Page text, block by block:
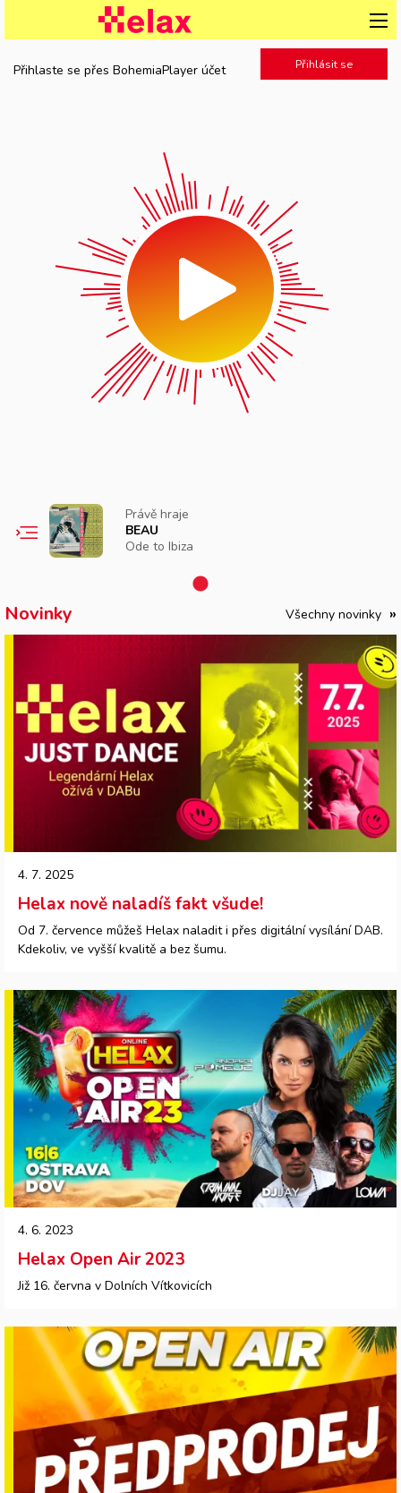
Přihlaste se přes BohemiaPlayer účet Přihlásit se
Právě hraje
BEAU
Ode to Ibiza
Novinky Všechny novinky
4. 7. 2025
Helax nově naladíš fakt všude!
Od 7. července můžeš Helax naladit i přes digitální vysílání DAB.
Kdekoliv, ve vyšší kvalitě a bez šumu.
4. 6. 2023
Helax Open Air 2023
Již 16. června v Dolních Vítkovicích